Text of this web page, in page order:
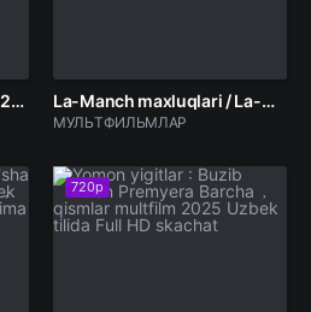
Dovud Multfilm Premyera 2026 Uzbek tilida O'zbekcha tarjima kino Full HD tas-ix skachat La-Manch maxluqlari / La-Mansh gigantlari / La-Manj devlari Multfilm Uzbek tilida 2024 tarjima HD skachat
МУЛЬТФИЛЬМЛАР
720p